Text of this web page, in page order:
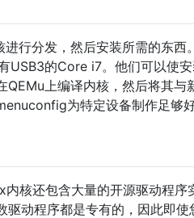
行分发，然后安装所需的东西
USB3的Core i7。他们可以使
上编译内核，然后将其与
为特定设备制作足够
核还包含大量的开源驱动程序
驱动程序都是专有的，因此即